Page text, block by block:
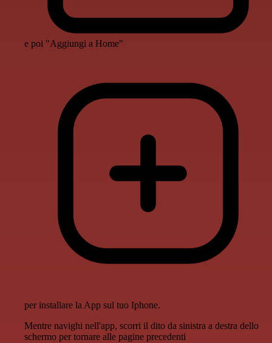
e poi "Aggiungi a Home"
per installare la App sul tuo Iphone.
Mentre navighi nell'app, scorri il dito da sinistra a destra dello
schermo per tornare alle pagine precedenti